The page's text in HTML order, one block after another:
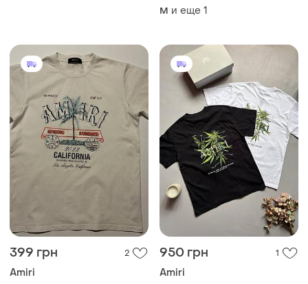
M и еще 1
399 грн 2
Amiri
950 грн 1
Amiri